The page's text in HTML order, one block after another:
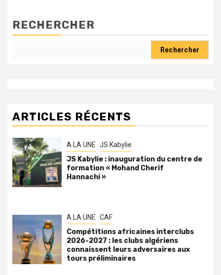
RECHERCHER
Rechercher
ARTICLES RÉCENTS
A LA UNE JS Kabylie
JS Kabylie : inauguration du centre de
formation « Mohand Cherif
Hannachi »
A LA UNE CAF
Compétitions africaines interclubs
2026-2027 : les clubs algériens
connaissent leurs adversaires aux
tours préliminaires